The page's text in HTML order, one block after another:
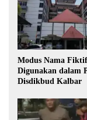
Modus Nama
Digunakan dalam
Disdikbud Kalbar